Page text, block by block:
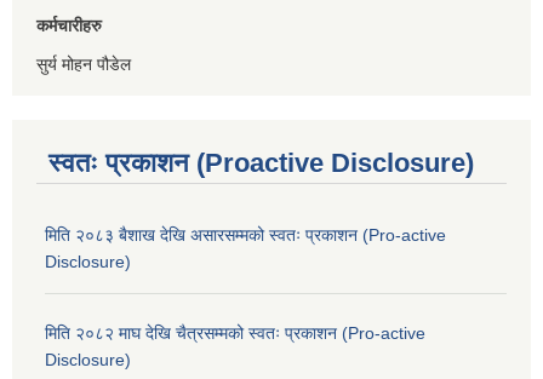
कर्मचारीहरु
सुर्य मोहन पौडेल
स्वतः प्रकाशन (Proactive Disclosure)
मिति २०८३ बैशाख देखि असारसम्मको स्वतः प्रकाशन (Pro-active
Disclosure)
मिति २०८२ माघ देखि चैत्रसम्मको स्वतः प्रकाशन (Pro-active
Disclosure)